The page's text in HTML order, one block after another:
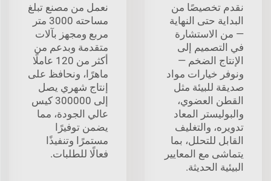
نقدم تخصيصًا من
البداية حتى النهاية
— من الاستشارة
في التصميم إلى
الإنتاج الضخم —
ونوفر خيارات مواد
صديقة للبيئة مثل
القطن العضوي،
والبوليستر المعاد
تدويره، والتغليف
القابل للتحلل، بما
يتماشى مع المعايير
البيئية الحديثة.
نعمل من مصنع تبلغ
مساحته 3000 متر
مربع ومجهز بآلات
متقدمة وبدعم من
أكثر من 120 عاملًا
ماهرًا، ونحافظ على
إنتاج شهري يصل
إلى 300000 كيس
عالي الجودة، مما
يضمن توفيرًا
مستمرًا وتنفيذًا
فعالًا للطلبات.